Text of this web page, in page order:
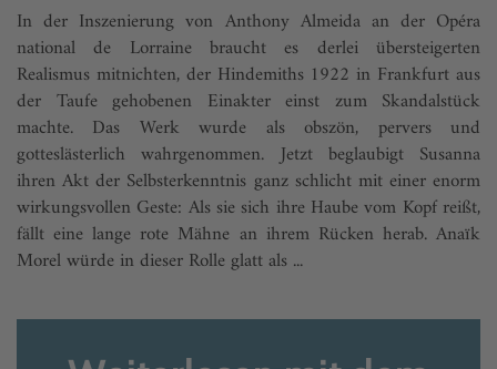
In der Inszenierung von Anthony Almeida an der Opéra
national de Lorraine braucht es derlei übersteigerten
Realismus mitnichten, der Hindemiths 1922 in Frankfurt aus
der Taufe gehobenen Einakter einst zum Skandalstück
machte. Das Werk wurde als obszön, pervers und
gotteslästerlich wahrgenommen. Jetzt beglaubigt Susanna
ihren Akt der Selbsterkenntnis ganz schlicht mit einer enorm
wirkungsvollen Geste: Als sie sich ihre Haube vom Kopf reißt,
fällt eine lange rote Mähne an ihrem Rücken herab. Anaïk
Morel würde in dieser Rolle glatt als ...